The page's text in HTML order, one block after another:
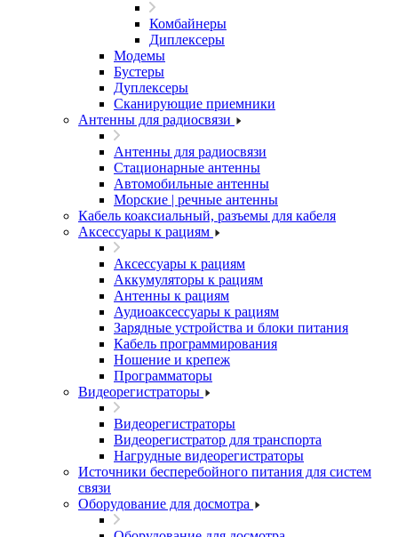
Комбайнеры
Диплексеры
Модемы
Бустеры
Дуплексеры
Сканирующие приемники
Антенны для радиосвязи
Антенны для радиосвязи
Стационарные антенны
Автомобильные антенны
Морские | речные антенны
Кабель коаксиальный, разъемы для кабеля
Аксессуары к рациям
Аксессуары к рациям
Аккумуляторы к рациям
Антенны к рациям
Аудиоаксессуары к рациям
Зарядные устройства и блоки питания
Кабель программирования
Ношение и крепеж
Программаторы
Видеорегистраторы
Видеорегистраторы
Видеорегистратор для транспорта
Нагрудные видеорегистраторы
Источники бесперебойного питания для систем
связи
Оборудование для досмотра